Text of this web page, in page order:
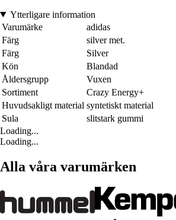
Ytterligare information
Varumärke
adidas
Färg
silver met.
Färg
Silver
Kön
Blandad
Åldersgrupp
Vuxen
Sortiment
Crazy Energy+
Huvudsakligt material syntetiskt material
Sula
slitstark gummi
Loading...
Loading...
Alla våra varumärken